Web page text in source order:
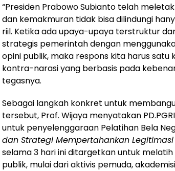
“Presiden Prabowo Subianto telah
dan kemakmuran tidak bisa dilindungi
riil. Ketika ada upaya-upaya terstruktur
strategis pemerintah dengan
opini publik, maka respons kita harus satu
kontra-narasi yang berbasis pada
tegasnya.
Sebagai langkah konkret untuk
tersebut, Prof. Wijaya menyatakan
untuk penyelenggaraan Pelatihan Bela
dan Strategi Mempertahankan
selama 3 hari ini ditargetkan untuk
publik, mulai dari aktivis pemuda,